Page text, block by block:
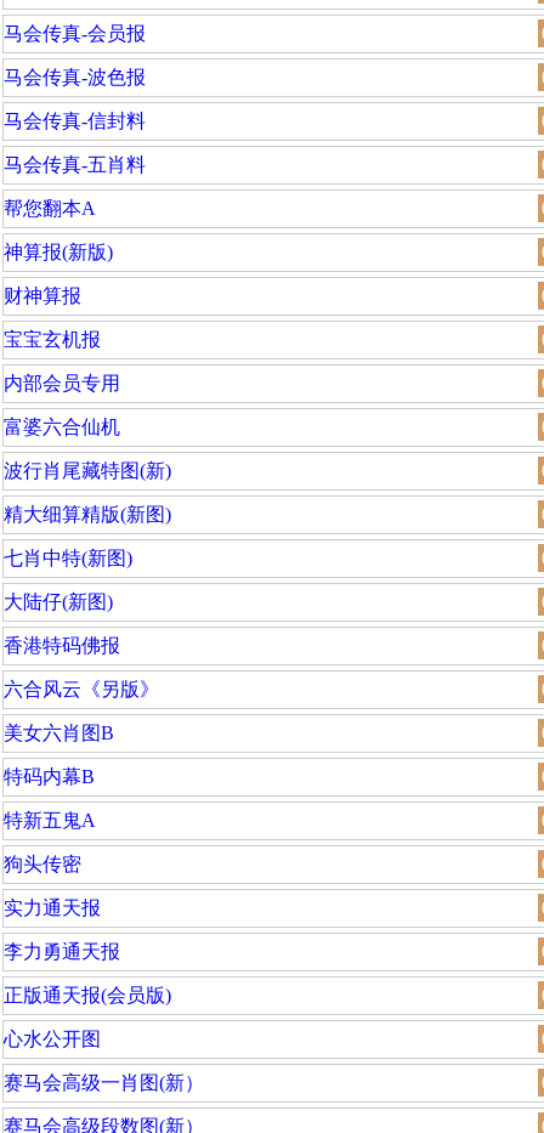
马会传真-会员报
马会传真-波色报
马会传真-信封料
马会传真-五肖料
帮您翻本A
神算报(新版)
财神算报
宝宝玄机报
内部会员专用
富婆六合仙机
波行肖尾藏特图(新)
精大细算精版(新图)
七肖中特(新图)
大陆仔(新图)
香港特码佛报
六合风云《另版》
美女六肖图B
特码内幕B
特新五鬼A
狗头传密
实力通天报
李力勇通天报
正版通天报(会员版)
心水公开图
赛马会高级一肖图(新）
赛马会高级段数图(新）